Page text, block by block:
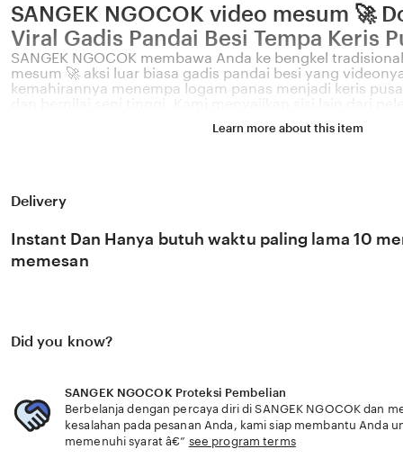
SANGEK NGOCOK video mesum 🚀
Viral Gadis Pandai Besi Tempa Keris
SANGEK NGOCOK membawa Anda ke bengkel
mesum 🚀 aksi luar biasa gadis pandai besi yang
kemahirannya menempa logam panas menjadi keris
menggabungkan antara estetika visual, kekuatan fisik,
kondisi jaringan internet apa pun. Fitur pencarian cerdas
memudahkan Anda menemukan video spesifik yang
mendapatkan asupan konten Indo viral yang orisinal
Learn more about this item
Delivery
Instant Dan Hanya butuh waktu paling lama 10
memesan
Did you know?
SANGEK NGOCOK Proteksi Pembelian
Berbelanja dengan percaya diri di SANGEK NGOCOK dan
kesalahan pada pesanan Anda, kami siap membantu Anda
memenuhi syarat â€” see program terms